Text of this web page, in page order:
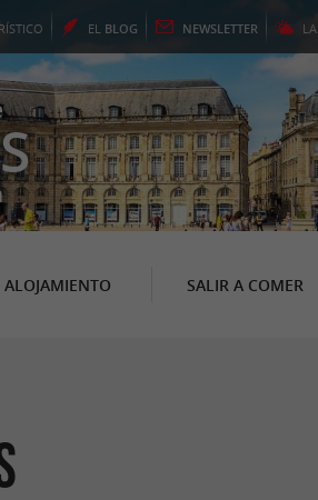
EL BLOG NEWSLETTER LA
ALOJAMIENTO SALIR A COMER